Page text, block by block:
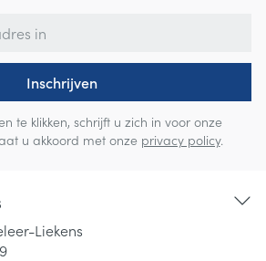
Inschrijven
te klikken, schrijft u zich in voor onze
u akkoord met onze privacy policy.
Liekens